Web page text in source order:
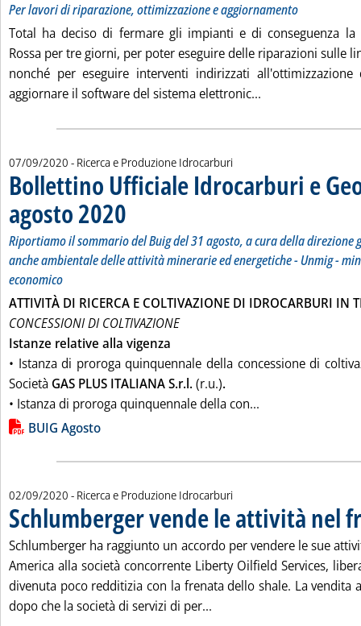
Per lavori di riparazione, ottimizzazione e aggiornamento
Total ha deciso di fermare gli impianti e di conseguenza la
Rossa per tre giorni, per poter eseguire delle riparazioni sulle
nonché per eseguire interventi indirizzati
aggiornare il software del sistema elettronic...
07/09/2020 - Ricerca e Produzione Idrocarburi
Bollettino Ufficiale Idrocarburi e
agosto 2020
Riportiamo il sommario del Buig del 31 agosto, a cura della direzione
anche ambientale delle attività minerarie ed energetiche - Unmig -
economico
ATTIVITÀ DI RICERCA E COLTIVAZIONE DI IDROCARBURI IN
CONCESSIONI DI COLTIVAZIONE
Istanze relative alla vigenza
• Istanza di proroga quinquennale della concessione di
Società GAS PLUS ITALIANA S.r.l.(r.u.).
• Istanza di proroga quinquennale della con...
Lista allegati PDF alla notizia
BUIG Agosto
02/09/2020 - Ricerca e Produzione Idrocarburi
Schlumberger vende le attività nel
Schlumberger ha raggiunto un accordo per vendere le sue
America alla società concorrente Liberty Oilfield Services,
divenuta poco redditizia con la frenata dello shale. La vendita
dopo che la società di servizi di per...